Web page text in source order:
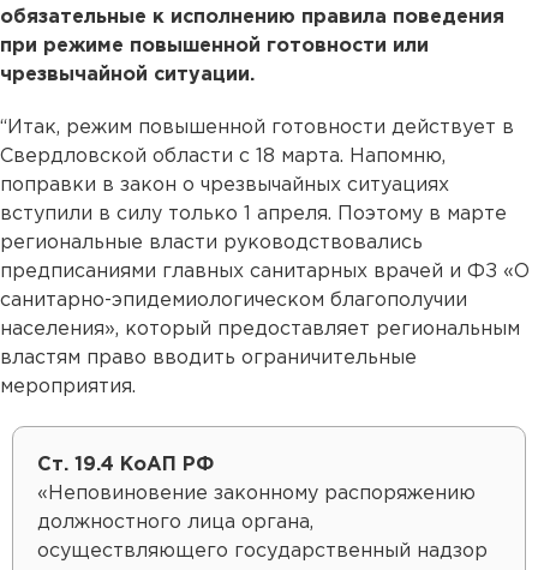
обязательные к исполнению правила поведения
при режиме повышенной готовности или
чрезвычайной ситуации.
“Итак, режим повышенной готовности действует в
Свердловской области с 18 марта. Напомню,
поправки в закон о чрезвычайных ситуациях
вступили в силу только 1 апреля. Поэтому в марте
региональные власти руководствовались
предписаниями главных санитарных врачей и ФЗ «О
санитарно-эпидемиологическом благополучии
населения», который предоставляет региональным
властям право вводить ограничительные
мероприятия.
Cт. 19.4 КоАП РФ
«Неповиновение законному распоряжению
должностного лица органа,
осуществляющего государственный надзор